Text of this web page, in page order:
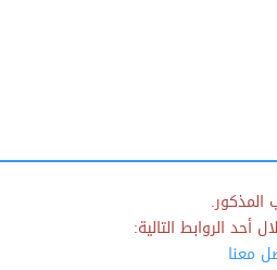
المذكور.
أحد الروابط التالية:
معنا